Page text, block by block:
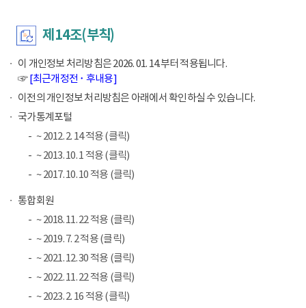
제14조(부칙)
이 개인정보 처리방침은 2026. 01. 14.부터 적용됩니다.
☞[최근개정전 ･ 후내용]
이전의 개인정보 처리방침은 아래에서 확인하실 수 있습니다.
국가통계포털
~ 2012. 2. 14 적용 (클릭)
~ 2013. 10. 1 적용 (클릭)
~ 2017. 10. 10 적용 (클릭)
통합회원
~ 2018. 11. 22 적용 (클릭)
~ 2019. 7. 2 적용 (클릭)
~ 2021. 12. 30 적용 (클릭)
~ 2022. 11. 22 적용 (클릭)
~ 2023. 2. 16 적용 (클릭)